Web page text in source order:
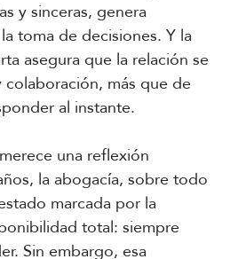
y sinceras, genera
toma de decisiones. Y la
asegura que la relación se
colaboración, más que de
al instante.
una reflexión
la abogacía, sobre todo
marcada por la
total: siempre
Sin embargo, esa